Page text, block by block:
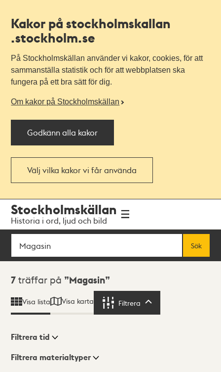
Kakor på stockholmskallan
.stockholm.se
På Stockholmskällan använder vi kakor, cookies, för att
sammanställa statistik och för att webbplatsen ska
fungera på ett bra sätt för dig.
Om kakor på Stockholmskällan
Godkänn alla kakor
Välj vilka kakor vi får använda
navigationen
huvudinnehållet
Stockholmskällan
Historia i ord, ljud och bild
Sök
Sök
Sökresultat
7 träffar på Magasin
Visa lista Visa karta Filtrera
Visningsläge
Filtrera tid
Filtrera materialtyper